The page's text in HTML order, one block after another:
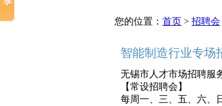
您的位置： 首页 > 招聘会
智能制造行业专场
无锡市人才市场招聘服
【常设招聘会】
每周一、三、五、六、